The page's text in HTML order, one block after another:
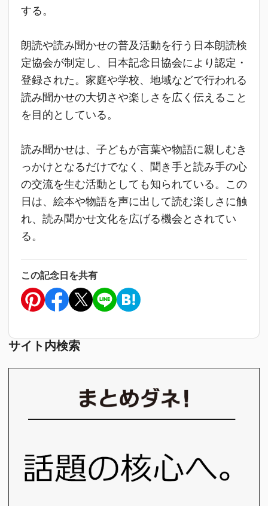
する。
朗読や読み聞かせの普及活動を行う日本朗読検
定協会が制定し、日本記念日協会により認定・
登録された。家庭や学校、地域などで行われる
読み聞かせの大切さや楽しさを広く伝えること
を目的としている。
読み聞かせは、子どもが言葉や物語に親しむき
っかけとなるだけでなく、聞き手と読み手の心
の交流を生む活動としても知られている。この
日は、絵本や物語を声に出して読む楽しさに触
れ、読み聞かせ文化を広げる機会とされてい
る。
この記念日を共有
サイト内検索